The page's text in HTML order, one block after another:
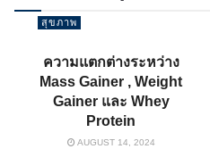
สุขภาพ
ความแตกต่างระหว่าง
Mass Gainer , Weight
Gainer และ Whey
Protein
AUGUST 14, 2024